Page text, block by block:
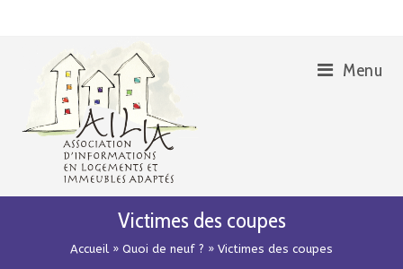
Content
navigation
Menu
Victimes des coupes
Accueil» Quoi de neuf ? » Victimes des coupes